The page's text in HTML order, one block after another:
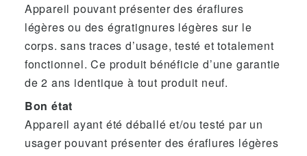
Appareil pouvant présenter des éraflures
légères ou des égratignures légères sur le
corps. sans traces d’usage, testé et totalement
fonctionnel. Ce produit bénéficie d’une garantie
de 2 ans identique à tout produit neuf.
Bon état
Appareil ayant été déballé et/ou testé par un
usager pouvant présenter des éraflures légères